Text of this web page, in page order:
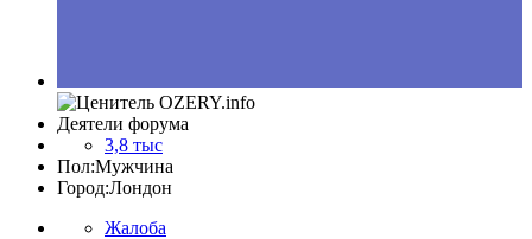
Деятели форума
3,8 тыс
Пол:Мужчина
Город:Лондон
Жалоба